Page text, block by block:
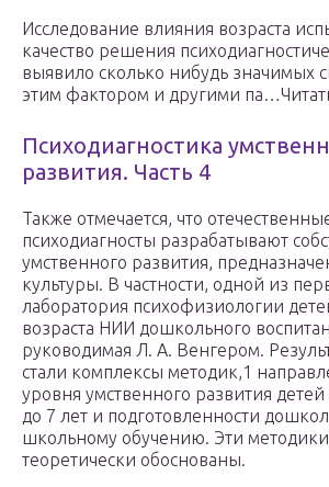
Исследование влияния возраста
качество решения
выявило сколько нибудь значимых
этим фактором и другими
Психодиагностика
развития. Часть 4
Также отмечается, что
психодиагносты разрабатывают
умственного развития,
культуры. В частности, одной из
лаборатория психофизиологии
возраста НИИ дошкольного
руководимая Л. А. Венгером.
стали комплексы методик,1
уровня умственного развития детей
до 7 лет и подготовленности
школьному обучению. Эти
теоретически обоснованы.